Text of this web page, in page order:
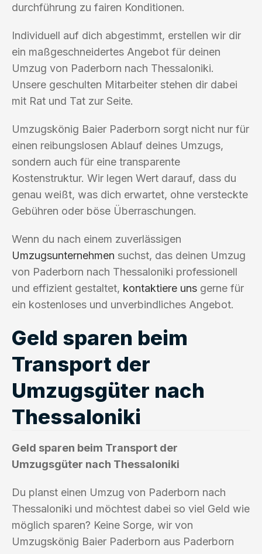
durchführung zu fairen Konditionen.
Individuell auf dich abgestimmt, erstellen wir dir
ein maßgeschneidertes Angebot für deinen
Umzug von Paderborn nach Thessaloniki.
Unsere geschulten Mitarbeiter stehen dir dabei
mit Rat und Tat zur Seite.
Umzugskönig Baier Paderborn sorgt nicht nur für
einen reibungslosen Ablauf deines Umzugs,
sondern auch für eine transparente
Kostenstruktur. Wir legen Wert darauf, dass du
genau weißt, was dich erwartet, ohne versteckte
Gebühren oder böse Überraschungen.
Wenn du nach einem zuverlässigen
Umzugsunternehmen suchst, das deinen Umzug
von Paderborn nach Thessaloniki professionell
und effizient gestaltet, kontaktiere uns gerne für
ein kostenloses und unverbindliches Angebot.
Geld sparen beim
Transport der
Umzugsgüter nach
Thessaloniki
Geld sparen beim Transport der
Umzugsgüter nach Thessaloniki
Du planst einen Umzug von Paderborn nach
Thessaloniki und möchtest dabei so viel Geld wie
möglich sparen? Keine Sorge, wir von
Umzugskönig Baier Paderborn aus Paderborn